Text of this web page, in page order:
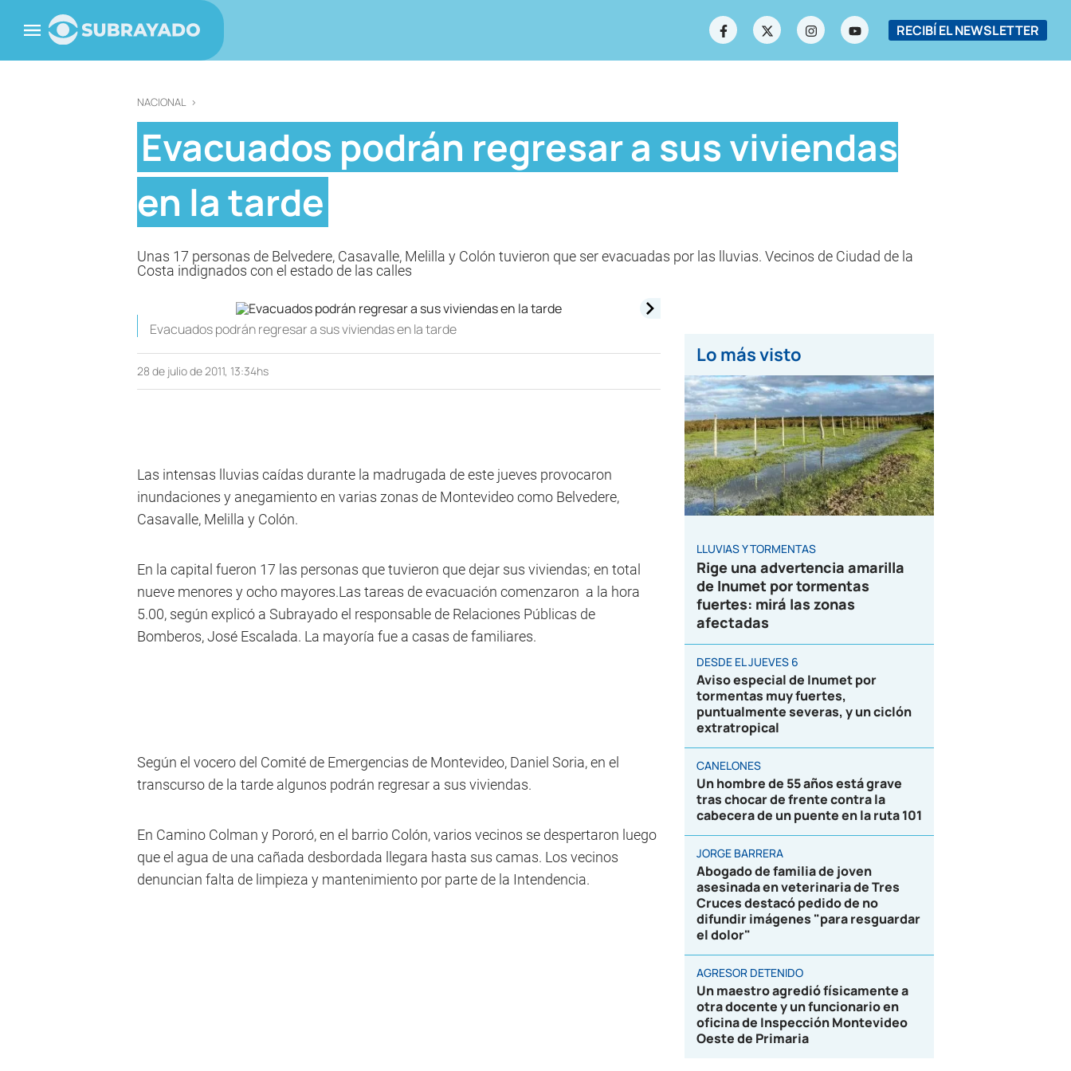
RECIBÍ EL NEWSLETTER
NACIONAL >
Evacuados podrán regresar a sus viviendas
en la tarde
Unas 17 personas de Belvedere, Casavalle, Melilla y Colón tuvieron que ser evacuadas por las lluvias. Vecinos de Ciudad de la
Costa indignados con el estado de las calles
Evacuados podrán regresar a sus viviendas en la tarde
28 de julio de 2011, 13:34hs
Las intensas lluvias caídas durante la madrugada de este jueves provocaron
inundaciones y anegamiento en varias zonas de Montevideo como Belvedere,
Casavalle, Melilla y Colón.
En la capital fueron 17 las personas que tuvieron que dejar sus viviendas; en total
nueve menores y ocho mayores.Las tareas de evacuación comenzaron a la hora
5.00, según explicó a Subrayado el responsable de Relaciones Públicas de
Bomberos, José Escalada. La mayoría fue a casas de familiares.
Según el vocero del Comité de Emergencias de Montevideo, Daniel Soria, en el
transcurso de la tarde algunos podrán regresar a sus viviendas.
En Camino Colman y Pororó, en el barrio Colón, varios vecinos se despertaron luego
que el agua de una cañada desbordada llegara hasta sus camas. Los vecinos
denuncian falta de limpieza y mantenimiento por parte de la Intendencia.
Lo más visto
LLUVIAS Y TORMENTAS
Rige una advertencia amarilla
de Inumet por tormentas
fuertes: mirá las zonas
afectadas
DESDE EL JUEVES 6
Aviso especial de Inumet por
tormentas muy fuertes,
puntualmente severas, y un ciclón
extratropical
CANELONES
Un hombre de 55 años está grave
tras chocar de frente contra la
cabecera de un puente en la ruta 101
JORGE BARRERA
Abogado de familia de joven
asesinada en veterinaria de Tres
Cruces destacó pedido de no
difundir imágenes "para resguardar
el dolor"
AGRESOR DETENIDO
Un maestro agredió físicamente a
otra docente y un funcionario en
oficina de Inspección Montevideo
Oeste de Primaria